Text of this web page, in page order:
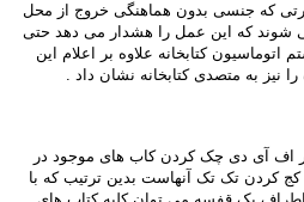
که جنسی بدون هماهنگی خروج از محل
شوند که این عمل را هشدار می دهد حتی
اتوماسیون کتابخانه علاوه بر اعلام این
به متصدی کتابخانه نشان داد .
اف آی دی چک کردن کاب های موجود در
کج کردن تک تک آنهاست بدین ترتیب که با